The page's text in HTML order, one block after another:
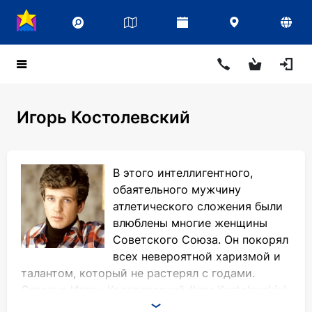
Игорь Костолевский
В этого интеллигентного,
обаятельного мужчину
атлетического сложения были
влюблены многие женщины
Советского Союза. Он покорял
всех невероятной харизмой и
талантом, который не растерял с годами.
Сегодня Игорь Костолевский (Igor Kostolevskiy)
– известный актер театра и кино,